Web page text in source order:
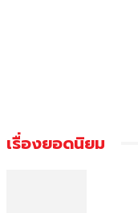
เรื่องยอดนิยม